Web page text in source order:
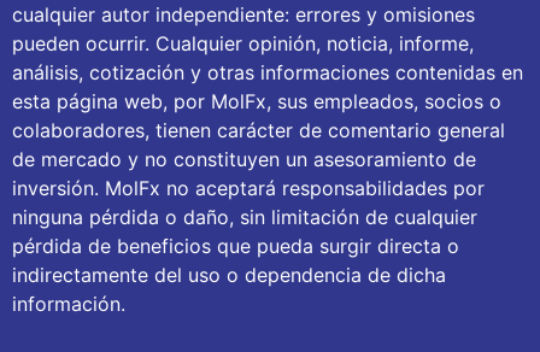
cualquier autor independiente: errores y omisiones
pueden ocurrir. Cualquier opinión, noticia, informe,
análisis, cotización y otras informaciones contenidas en
esta página web, por MolFx, sus empleados, socios o
colaboradores, tienen carácter de comentario general
de mercado y no constituyen un asesoramiento de
inversión. MolFx no aceptará responsabilidades por
ninguna pérdida o daño, sin limitación de cualquier
pérdida de beneficios que pueda surgir directa o
indirectamente del uso o dependencia de dicha
información.